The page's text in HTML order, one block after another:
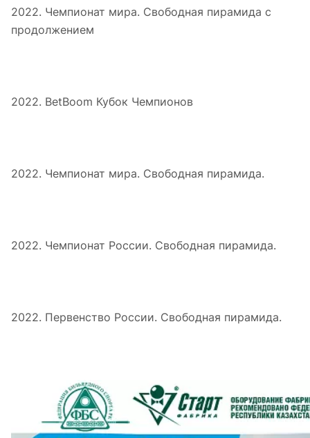
2022. Чемпионат мира. Свободная пирамида с
продолжением
2022. BetBoom Кубок Чемпионов
2022. Чемпионат мира. Свободная пирамида.
2022. Чемпионат России. Свободная пирамида.
2022. Первенство России. Свободная пирамида.